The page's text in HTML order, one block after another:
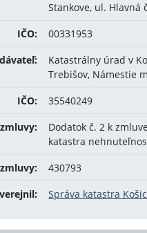
Stankove, ul. Hlavná
IČO:
00331953
Katastrálny úrad v
Trebišov, Námestie
IČO:
35540249
Dodatok č. 2 k
katastra
430793
Správa katastra